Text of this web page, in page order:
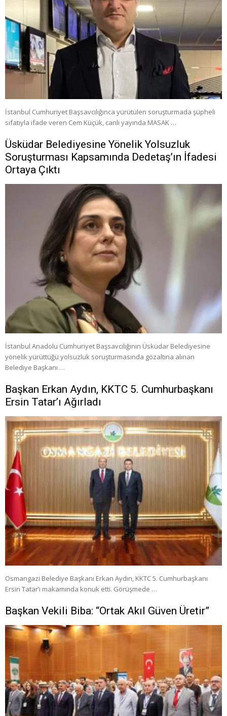
İstanbul Cumhuriyet Başsavcılığınca yürütülen soruşturmada şüpheli
sıfatıyla ifade veren Cem Küçük, canlı yayında MASAK …
Üsküdar Belediyesine Yönelik Yolsuzluk
Soruşturması Kapsamında Dedetaş’ın İfadesi
Ortaya Çıktı
İstanbul Anadolu Cumhuriyet Başsavcılığının Üsküdar Belediyesine
yönelik yürüttüğü yolsuzluk soruşturmasında gözaltına alınan
Belediye Başkanı …
Başkan Erkan Aydın, KKTC 5. Cumhurbaşkanı
Ersin Tatar’ı Ağırladı
Osmangazi Belediye Başkanı Erkan Aydın, KKTC 5. Cumhurbaşkanı
Ersin Tatar’ı makamında konuk etti. Görüşmede …
Başkan Vekili Biba: “Ortak Akıl Güven Üretir”